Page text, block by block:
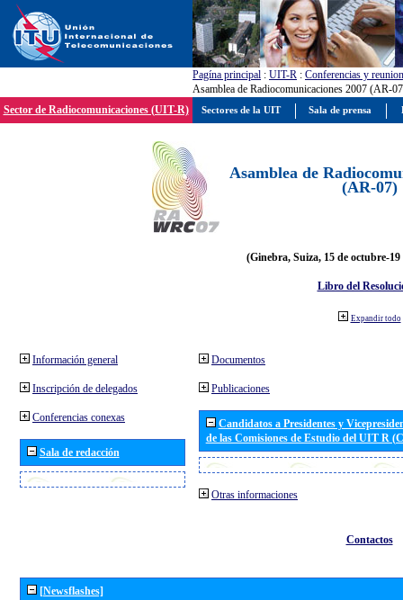
Pagína principal : UIT-R : Conferencias y
Asamblea de Radiocomunicaciones 2007 (AR-
Sector de Radiocomunicaciones (UIT-R)
Asamblea de
(AR-07)
(Ginebra, Suiza, 15 de octubre-19
Libro del
Expandir todo
Información general
Inscripción de delegados
Conferencias conexas
Sala de redacción
Documentos
Publicaciones
Candidatos a Presidentes y
de las Comisiones de Estudio del UIT R
Otras informaciones
Contactos
[Newsflashes]
Sectores de la UIT Sala de prensa